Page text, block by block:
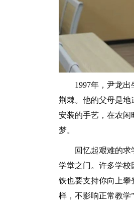
1997年，尹龙出生
荆棘。他的父母是地
安装的手艺，在农闲
梦。
回忆起艰难的求学
学堂之门。许多学校
铁也要支持你向上攀
样，不影响正常教学